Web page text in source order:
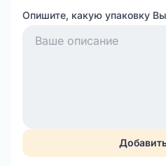
Опишите, какую упаковку